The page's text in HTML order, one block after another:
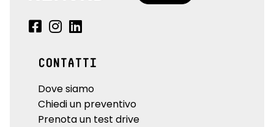
CONTATTI
Dove siamo
Chiedi un preventivo
Prenota un test drive